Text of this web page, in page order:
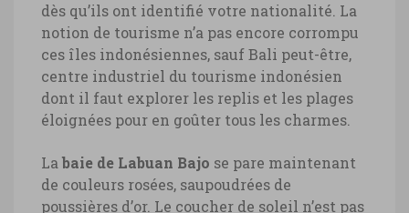
dès qu’ils ont identifié votre nationalité. La
notion de tourisme n’a pas encore corrompu
ces îles indonésiennes, sauf Bali peut-être,
centre industriel du tourisme indonésien
dont il faut explorer les replis et les plages
éloignées pour en goûter tous les charmes.
La baie de Labuan Bajo se pare maintenant
de couleurs rosées, saupoudrées de
poussières d’or. Le coucher de soleil n’est pas